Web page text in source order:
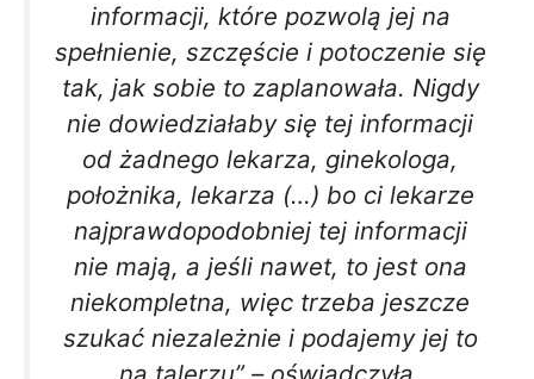
informacji, które pozwolą jej na
spełnienie, szczęście i potoczenie się
tak, jak sobie to zaplanowała. Nigdy
nie dowiedziałaby się tej informacji
od żadnego lekarza, ginekologa,
położnika, lekarza (…) bo ci lekarze
najprawdopodobniej tej informacji
nie mają, a jeśli nawet, to jest ona
niekompletna, więc trzeba jeszcze
szukać niezależnie i podajemy jej to